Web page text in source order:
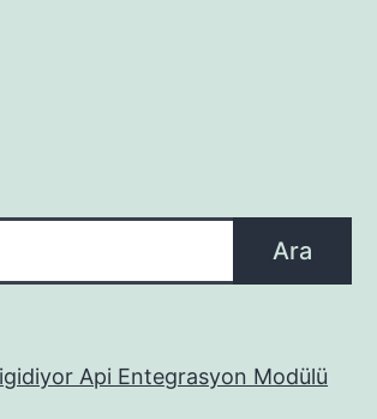
Ara
Api Entegrasyon Modülü